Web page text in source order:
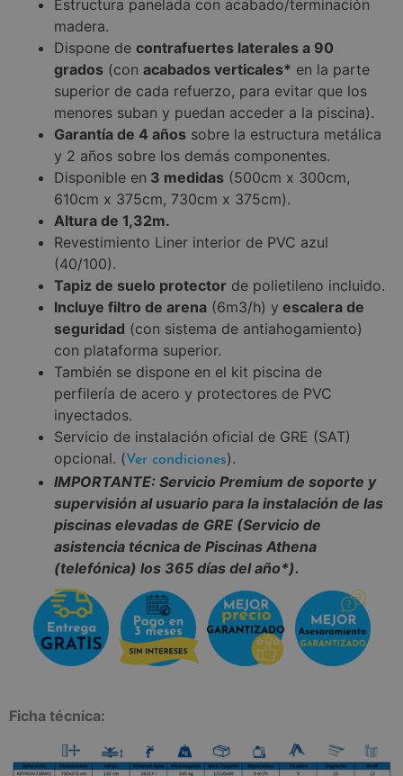
Estructura panelada con acabado/terminación
madera.
Dispone de contrafuertes laterales a 90
grados (con acabados verticales* en la parte
superior de cada refuerzo, para evitar que los
menores suban y puedan acceder a la piscina).
Garantía de 4 años sobre la estructura metálica
y 2 años sobre los demás componentes.
Disponible en 3 medidas (500cm x 300cm,
610cm x 375cm, 730cm x 375cm).
Altura de 1,32m.
Revestimiento Liner interior de PVC azul
(40/100).
Tapiz de suelo protector de polietileno incluido.
Incluye filtro de arena (6m3/h) y escalera de
seguridad (con sistema de antiahogamiento)
con plataforma superior.
También se dispone en el kit piscina de
perfilería de acero y protectores de PVC
inyectados.
Servicio de instalación oficial de GRE (SAT)
opcional. (Ver condiciones).
IMPORTANTE: Servicio Premium de soporte y
supervisión al usuario para la instalación de las
piscinas elevadas de GRE (Servicio de
asistencia técnica de Piscinas Athena
(telefónica) los 365 días del año*).
Ficha técnica: